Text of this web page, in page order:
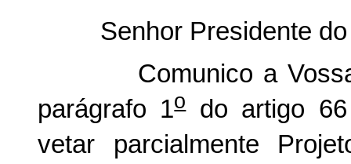
Senhor Presidente
Comunico a Vossa
parágrafo 1odo artigo 66
vetar parcialmente